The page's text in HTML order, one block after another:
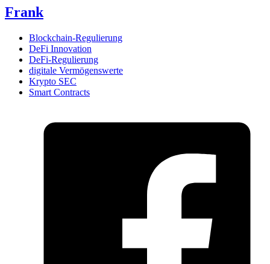
Frank
Blockchain-Regulierung
DeFi Innovation
DeFi-Regulierung
digitale Vermögenswerte
Krypto SEC
Smart Contracts